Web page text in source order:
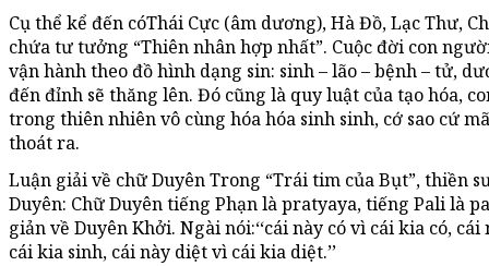
Cụ thể kể đến cóThái Cực (âm dương), Hà Đồ, Lạc Thư,
chứa tư tưởng “Thiên nhân hợp nhất”. Cuộc đời con
vận hành theo đồ hình dạng sin: sinh – lão – bệnh – tử,
đến đỉnh sẽ thăng lên. Đó cũng là quy luật của tạo hóa,
trong thiên nhiên vô cùng hóa hóa sinh sinh, cớ sao cứ
thoát ra.
Luận giải về chữ Duyên Trong “Trái tim của Bụt”, thiền
Duyên: Chữ Duyên tiếng Phạn là pratyaya, tiếng Pali là
giản về Duyên Khởi. Ngài nói:‘‘cái này có vì cái kia có,
cái kia sinh, cái này diệt vì cái kia diệt.’’